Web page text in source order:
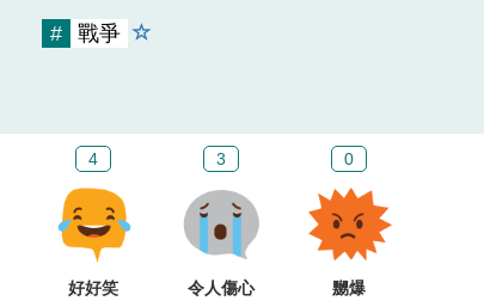
# 戰爭
4
好好笑
3
令人傷心
0
嬲爆